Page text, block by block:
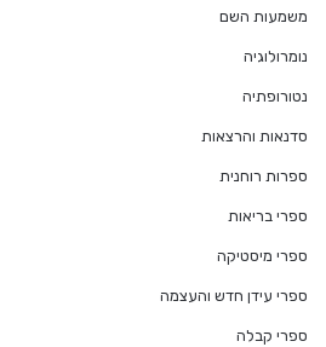
משמעות השם
נומרולוגיה
נטורופתיה
סדנאות והרצאות
ספרות רוחנית
ספרי בריאות
ספרי מיסטיקה
ספרי עידן חדש והעצמה
ספרי קבלה